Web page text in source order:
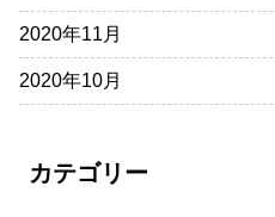
2020年11月
2020年10月
カテゴリー